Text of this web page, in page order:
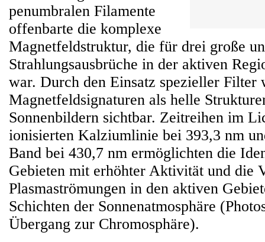
penumbralen Filamente
offenbarte die komplexe
Magnetfeldstruktur, die für drei große
Strahlungsausbrüche in der aktiven
war. Durch den Einsatz spezieller Filter
Magnetfeldsignaturen als helle
Sonnenbildern sichtbar. Zeitreihen im
ionisierten Kalziumlinie bei 393,3 nm
Band bei 430,7 nm ermöglichten die
Gebieten mit erhöhter Aktivität und die
Plasmaströmungen in den aktiven
Schichten der Sonnenatmosphäre
Übergang zur Chromosphäre).